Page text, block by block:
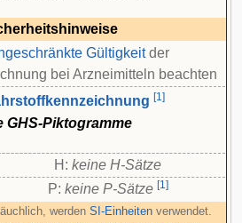
Gültigkeitder
bei Arzneimitteln beachten
[1]
GHS-Piktogramme
H: keine H-Sätze
P: keine P-Sätze [1]
werden SI-Einheiten verwendet.